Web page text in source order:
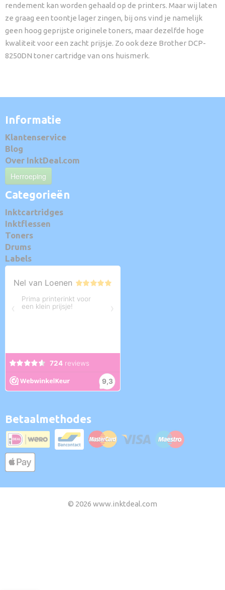
rendement kan worden gehaald op de printers. Maar wij laten
ze graag een toontje lager zingen, bij ons vind je namelijk
geen hoog geprijste originele toners, maar dezelfde hoge
kwaliteit voor een zacht prijsje. Zo ook deze Brother DCP-
8250DN toner cartridge van ons huismerk.
Informatie
Klantenservice
Blog
Over InktDeal.com
Herroeping
Categorieën
Inktcartridges
Inktflessen
Toners
Drums
Labels
Betaalmethodes
© 2026 www.inktdeal.com